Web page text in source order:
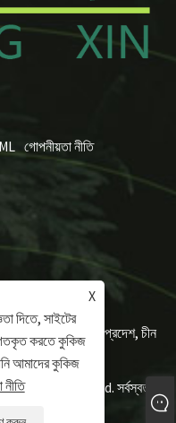
গোপনীয়তা নীতি
বাওডিং সিটি, হেবেই প্রদেশ, চীন
Co., Ltd. সর্বস্বত্ব
X
দিতে, সাইটের
করতে কুকিজ
আমাদের কুকিজ